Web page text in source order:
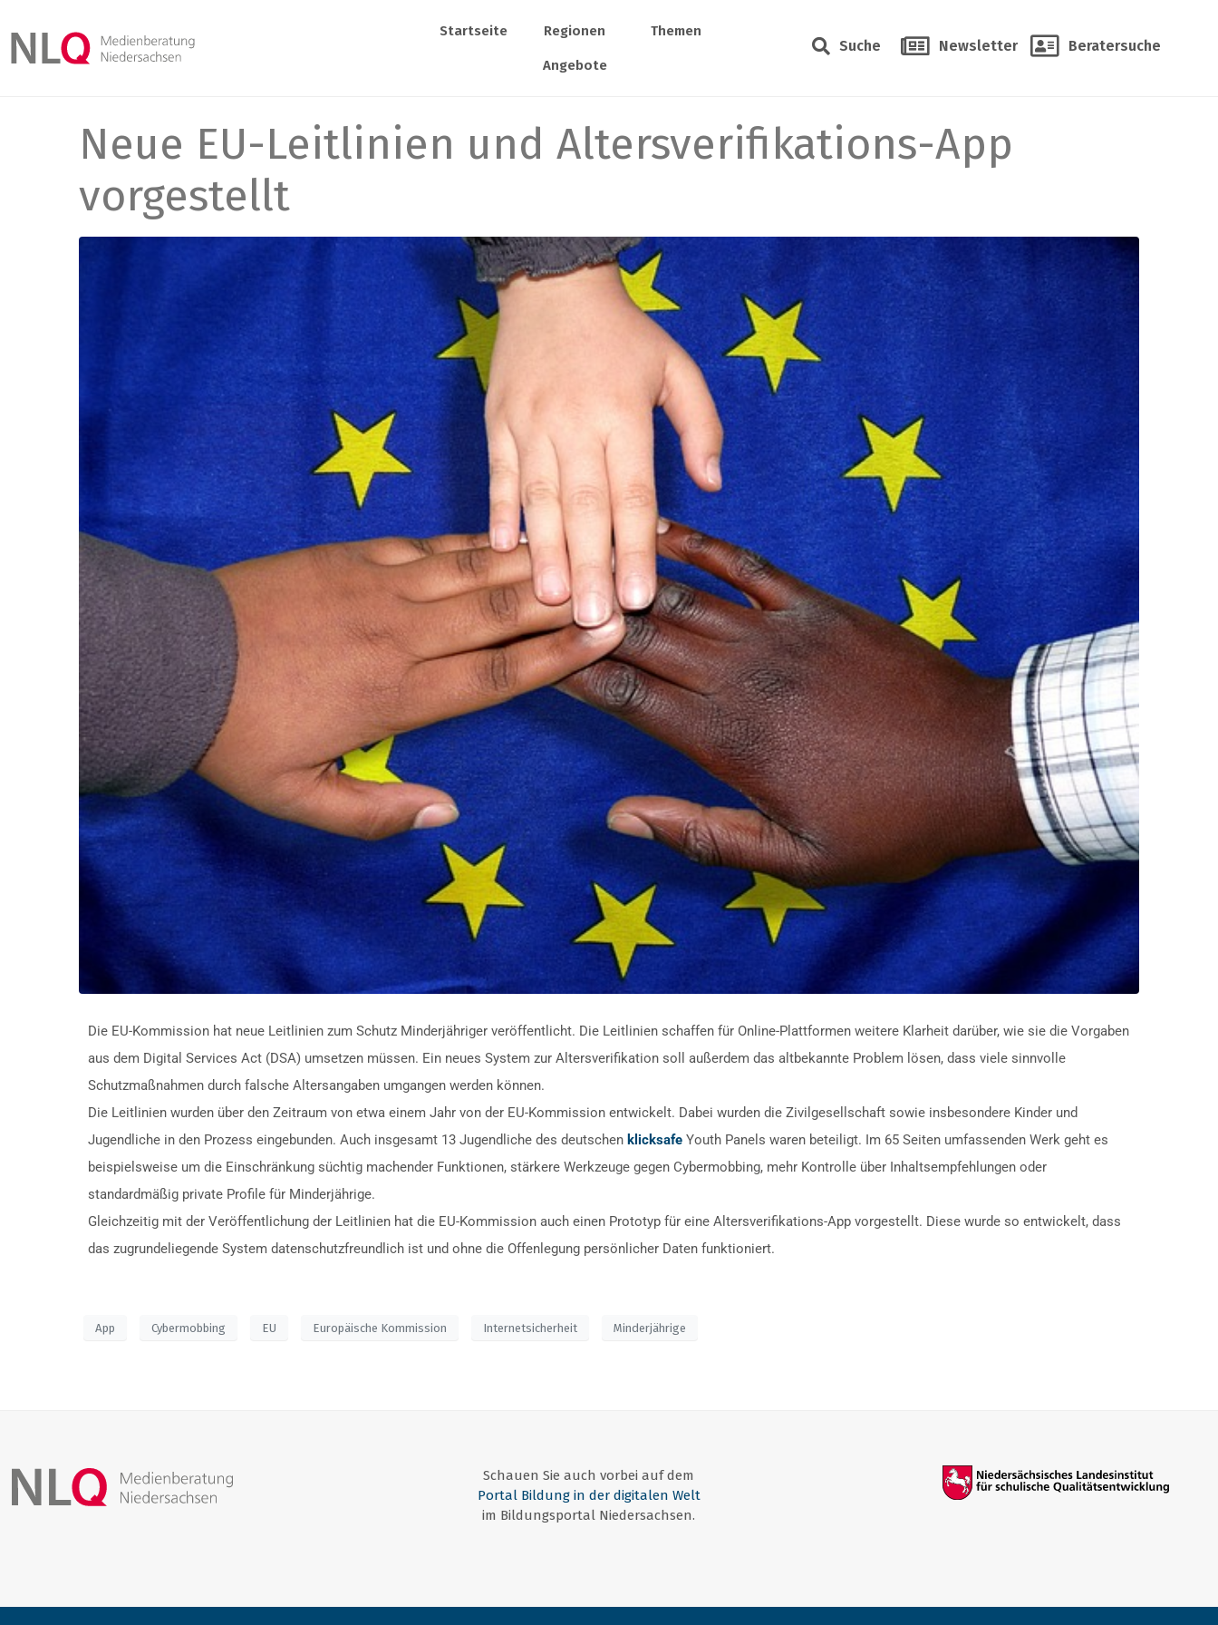
Startseite Regionen Themen
Angebote
Suche Newsletter Beratersuche
Neue EU-Leitlinien und Altersverifikations-App
vorgestellt
Die EU-Kommission hat neue Leitlinien zum Schutz Minderjähriger veröffentlicht. Die Leitlinien schaffen für Online-Plattformen weitere Klarheit darüber, wie sie die Vorgaben
aus dem Digital Services Act (DSA) umsetzen müssen. Ein neues System zur Altersverifikation soll außerdem das altbekannte Problem lösen, dass viele sinnvolle
Schutzmaßnahmen durch falsche Altersangaben umgangen werden können.
Die Leitlinien wurden über den Zeitraum von etwa einem Jahr von der EU-Kommission entwickelt. Dabei wurden die Zivilgesellschaft sowie insbesondere Kinder und
Jugendliche in den Prozess eingebunden. Auch insgesamt 13 Jugendliche des deutschen klicksafe Youth Panels waren beteiligt. Im 65 Seiten umfassenden Werk geht es
beispielsweise um die Einschränkung süchtig machender Funktionen, stärkere Werkzeuge gegen Cybermobbing, mehr Kontrolle über Inhaltsempfehlungen oder
standardmäßig private Profile für Minderjährige.
Gleichzeitig mit der Veröffentlichung der Leitlinien hat die EU-Kommission auch einen Prototyp für eine Altersverifikations-App vorgestellt. Diese wurde so entwickelt, dass
das zugrundeliegende System datenschutzfreundlich ist und ohne die Offenlegung persönlicher Daten funktioniert.
App Cybermobbing EU Europäische Kommission Internetsicherheit Minderjährige
Schauen Sie auch vorbei auf dem
Portal Bildung in der digitalen Welt
im Bildungsportal Niedersachsen.